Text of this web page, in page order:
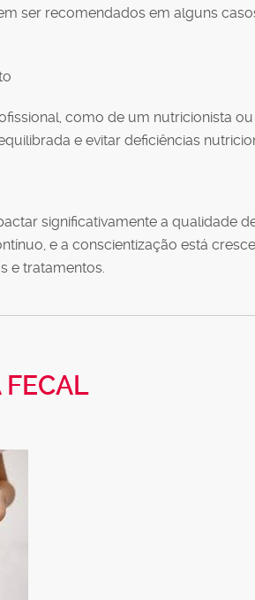
ser recomendados em alguns
como de um nutricionista ou
e evitar deficiências
significativamente a qualidade
e a conscientização está
e tratamentos.